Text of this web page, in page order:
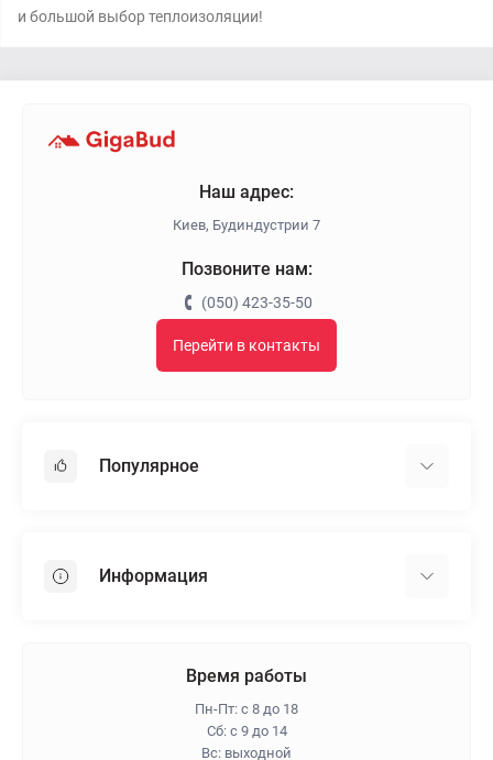
и большой выбор теплоизоляции!
Наш адрес:
Киев, Будиндустрии 7
Позвоните нам:
(050) 423-35-50
Перейти в контакты
Популярное
Пенопласт
Информация
Время работы
Пн-Пт: с 8 до 18
Сб: с 9 до 14
Вс: выходной